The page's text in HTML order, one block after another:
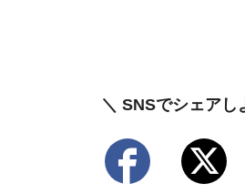
＼ SNSでシェアし